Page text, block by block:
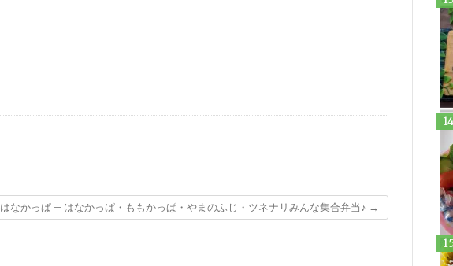
はなかっぱ – はなかっぱ・ももかっぱ・やまのふじ・ツネナリみんな集合弁当♪ →